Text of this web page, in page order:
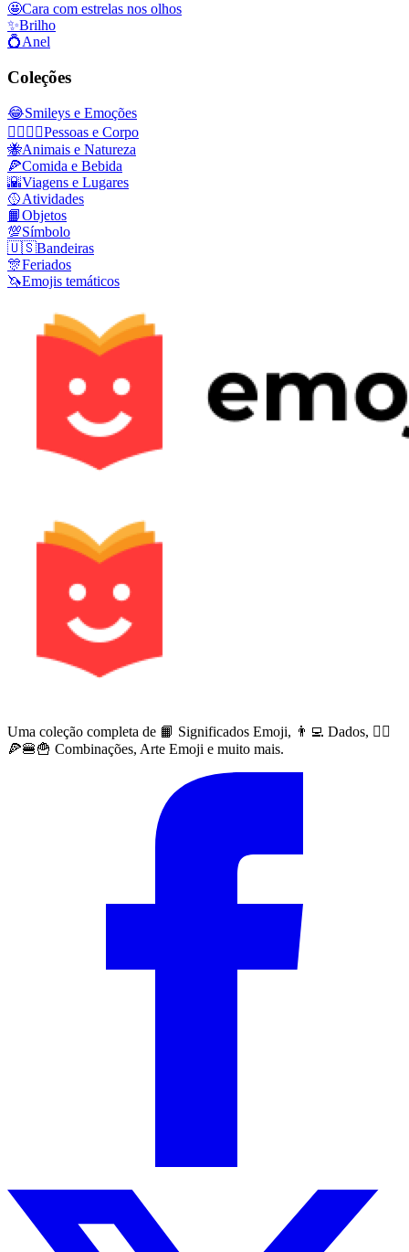
🤩Cara com estrelas nos olhos
✨Brilho
💍Anel
Coleções
😂Smileys e Emoções
👩‍❤️‍💋‍👨Pessoas e Corpo
🐝Animais e Natureza
🍕Comida e Bebida
🌇Viagens e Lugares
🥎Atividades
📙Objetos
💯Símbolo
🇺🇸Bandeiras
🎊Feriados
🦄Emojis temáticos
Uma coleção completa de 📙 Significados Emoji, 👨‍💻 Dados, 🙅‍♀️
🍕🍔🍟 Combinações, Arte Emoji e muito mais.